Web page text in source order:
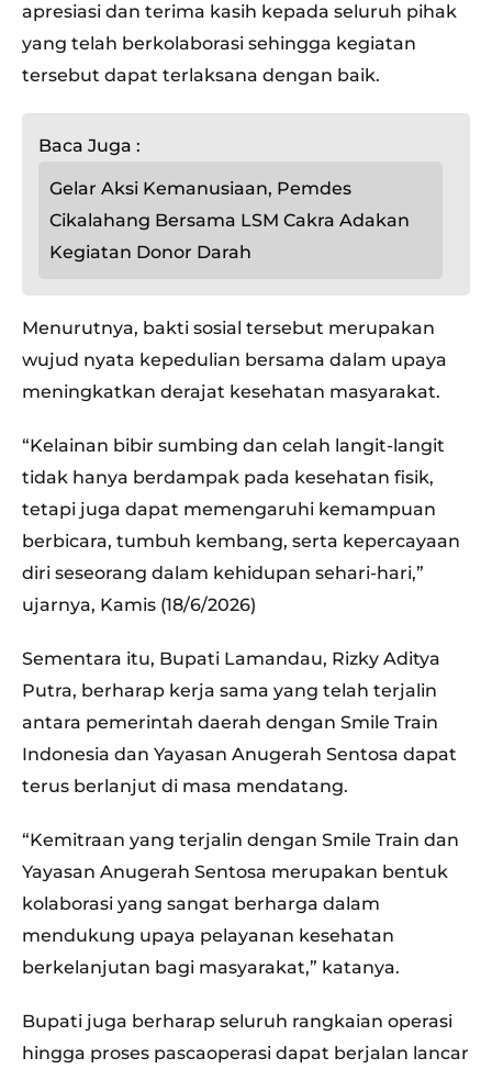
apresiasi dan terima kasih kepada seluruh pihak
yang telah berkolaborasi sehingga kegiatan
tersebut dapat terlaksana dengan baik.
Baca Juga :
Gelar Aksi Kemanusiaan, Pemdes
Cikalahang Bersama LSM Cakra Adakan
Kegiatan Donor Darah
Menurutnya, bakti sosial tersebut merupakan
wujud nyata kepedulian bersama dalam upaya
meningkatkan derajat kesehatan masyarakat.
“Kelainan bibir sumbing dan celah langit-langit
tidak hanya berdampak pada kesehatan fisik,
tetapi juga dapat memengaruhi kemampuan
berbicara, tumbuh kembang, serta kepercayaan
diri seseorang dalam kehidupan sehari-hari,”
ujarnya, Kamis (18/6/2026)
Sementara itu, Bupati Lamandau, Rizky Aditya
Putra, berharap kerja sama yang telah terjalin
antara pemerintah daerah dengan Smile Train
Indonesia dan Yayasan Anugerah Sentosa dapat
terus berlanjut di masa mendatang.
“Kemitraan yang terjalin dengan Smile Train dan
Yayasan Anugerah Sentosa merupakan bentuk
kolaborasi yang sangat berharga dalam
mendukung upaya pelayanan kesehatan
berkelanjutan bagi masyarakat,” katanya.
Bupati juga berharap seluruh rangkaian operasi
hingga proses pascaoperasi dapat berjalan lancar